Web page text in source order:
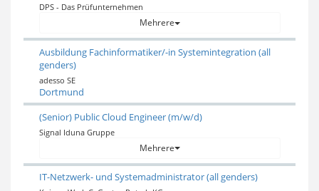
DPS - Das Prüfunternehmen
Mehrere
Ausbildung Fachinformatiker/-in Systemintegration (all
genders)
adesso SE
Dortmund
(Senior) Public Cloud Engineer (m/w/d)
Signal Iduna Gruppe
Mehrere
IT-Netzwerk- und Systemadministrator (all genders)